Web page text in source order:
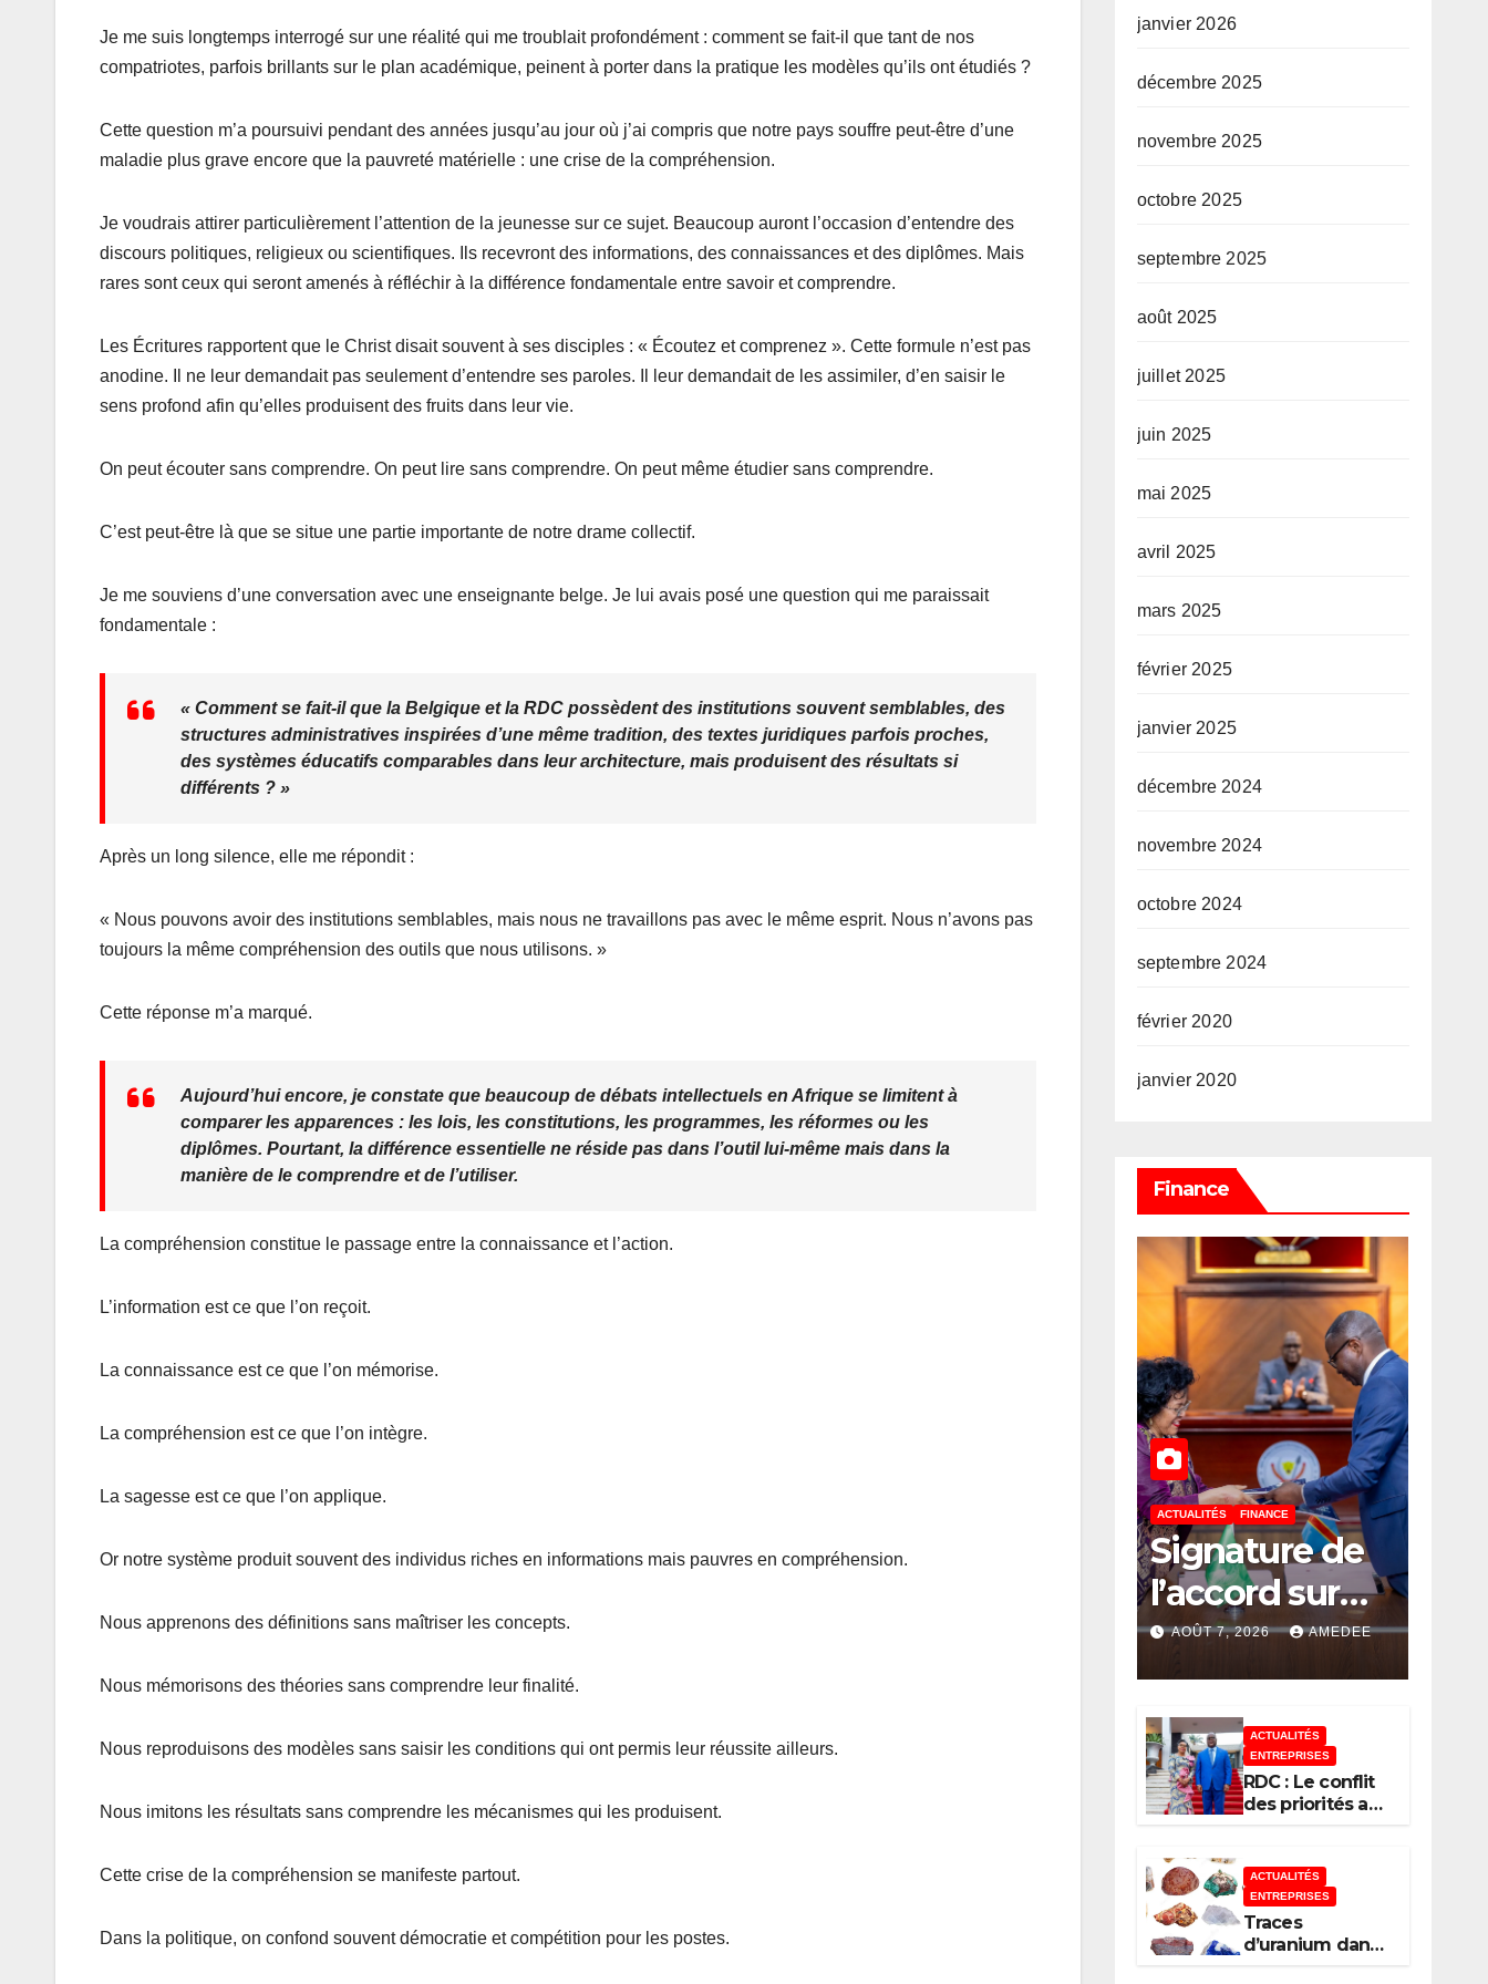
e
b
o
k
er
s
A
p
g
er
Je me suis longtemps interrogé sur une réalité qui me troublait profondément : comment se fait-il que tant de nos
compatriotes, parfois brillants sur le plan académique, peinent à porter dans la pratique les modèles qu’ils ont étudiés ?
Cette question m’a poursuivi pendant des années jusqu’au jour où j’ai compris que notre pays souffre peut-être d’une
maladie plus grave encore que la pauvreté matérielle : une crise de la compréhension.
Je voudrais attirer particulièrement l’attention de la jeunesse sur ce sujet. Beaucoup auront l’occasion d’entendre des
discours politiques, religieux ou scientifiques. Ils recevront des informations, des connaissances et des diplômes. Mais
rares sont ceux qui seront amenés à réfléchir à la différence fondamentale entre savoir et comprendre.
Les Écritures rapportent que le Christ disait souvent à ses disciples : « Écoutez et comprenez ». Cette formule n’est pas
anodine. Il ne leur demandait pas seulement d’entendre ses paroles. Il leur demandait de les assimiler, d’en saisir le
sens profond afin qu’elles produisent des fruits dans leur vie.
On peut écouter sans comprendre. On peut lire sans comprendre. On peut même étudier sans comprendre.
C’est peut-être là que se situe une partie importante de notre drame collectif.
Je me souviens d’une conversation avec une enseignante belge. Je lui avais posé une question qui me paraissait
fondamentale :
« Comment se fait-il que la Belgique et la RDC possèdent des institutions souvent semblables, des
structures administratives inspirées d’une même tradition, des textes juridiques parfois proches,
des systèmes éducatifs comparables dans leur architecture, mais produisent des résultats si
différents ? »
Après un long silence, elle me répondit :
« Nous pouvons avoir des institutions semblables, mais nous ne travaillons pas avec le même esprit. Nous n’avons pas
toujours la même compréhension des outils que nous utilisons. »
Cette réponse m’a marqué.
Aujourd’hui encore, je constate que beaucoup de débats intellectuels en Afrique se limitent à
comparer les apparences : les lois, les constitutions, les programmes, les réformes ou les
diplômes. Pourtant, la différence essentielle ne réside pas dans l’outil lui-même mais dans la
manière de le comprendre et de l’utiliser.
La compréhension constitue le passage entre la connaissance et l’action.
L’information est ce que l’on reçoit.
La connaissance est ce que l’on mémorise.
La compréhension est ce que l’on intègre.
La sagesse est ce que l’on applique.
Or notre système produit souvent des individus riches en informations mais pauvres en compréhension.
Nous apprenons des définitions sans maîtriser les concepts.
Nous mémorisons des théories sans comprendre leur finalité.
Nous reproduisons des modèles sans saisir les conditions qui ont permis leur réussite ailleurs.
Nous imitons les résultats sans comprendre les mécanismes qui les produisent.
Cette crise de la compréhension se manifeste partout.
Dans la politique, on confond souvent démocratie et compétition pour les postes.
janvier 2026
décembre 2025
novembre 2025
octobre 2025
septembre 2025
août 2025
juillet 2025
juin 2025
mai 2025
avril 2025
mars 2025
février 2025
janvier 2025
décembre 2024
novembre 2024
octobre 2024
septembre 2024
février 2020
janvier 2020
Finance
ACTUALITÉS FINANCE
Signature de
l’accord sur
l’établissemen
t à Kinshasa
du bureau-
pays de
l’Agence de
nt de l’Union
africaine–
AOÛT 7, 2026 AMEDEE
ACTUALITÉS
ENTREPRISES
RDC : Le conflit
des priorités au
ACTUALITÉS
ENTREPRISES
Traces
d’uranium dans